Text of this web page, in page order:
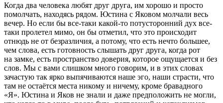
Когда два человека любят друг друга, им хорошо и просто
помолчать, находясь рядом. Юстина с Яковом молчали весь
вечер. Но если бы все-таки какой-то потусторонний дух все-
таки пролетел мимо, он бы отметил, что это происходит
отнюдь не от безразличия, а потому, что есть нечто большее,
чем слова, есть готовность слышать друг друга, когда рот
на замке, есть пространство доверия, которое ощущается и без
слов. Мы с вами слишком много говорим, и в этих словах
зачастую так ярко выпячиваются наше эго, наши страсти, что
там не остаётся места никому и ничему, кроме бравадного
«Я». Юстина и Яков не знали и даже предположить не могли,